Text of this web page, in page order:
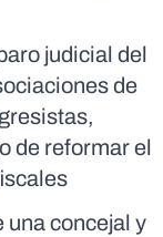
judicial del
de
de reformar el
una concejal y